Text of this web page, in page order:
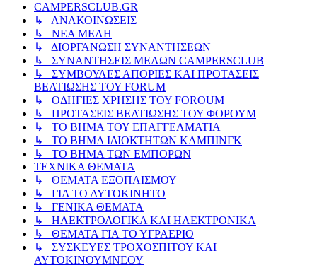
CAMPERSCLUB.GR
↳ ΑΝΑΚΟΙΝΩΣΕΙΣ
↳ ΝΕΑ ΜΕΛΗ
↳ ΔΙΟΡΓΑΝΩΣΗ ΣΥΝΑΝΤΗΣΕΩΝ
↳ ΣΥΝΑΝΤΗΣΕΙΣ ΜΕΛΩΝ CAMPERSCLUB
↳ ΣΥΜΒΟΥΛΕΣ ΑΠΟΡΙΕΣ ΚΑΙ ΠΡΟΤΑΣΕΙΣ
ΒΕΛΤΙΩΣΗΣ ΤΟΥ FORUM
↳ ΟΔΗΓΙΕΣ ΧΡΗΣΗΣ ΤΟΥ FOROUM
↳ ΠΡΟΤΑΣΕΙΣ ΒΕΛΤΙΩΣΗΣ ΤΟΥ ΦΟΡΟΥΜ
↳ ΤΟ ΒΗΜΑ ΤΟΥ ΕΠΑΓΓΕΛΜΑΤΙΑ
↳ ΤΟ ΒΗΜΑ ΙΔΙΟΚΤΗΤΩΝ ΚΑΜΠΙΝΓΚ
↳ ΤΟ ΒΗΜΑ ΤΩΝ ΕΜΠΟΡΩΝ
ΤΕΧΝΙΚΑ ΘΕΜΑΤΑ
↳ ΘΕΜΑΤΑ ΕΞΟΠΛΙΣΜΟΥ
↳ ΓΙΑ ΤΟ ΑΥΤΟΚΙΝΗΤΟ
↳ ΓΕΝΙΚΑ ΘΕΜΑΤΑ
↳ ΗΛΕΚΤΡΟΛΟΓΙΚΑ ΚΑΙ ΗΛΕΚΤΡΟΝΙΚΑ
↳ ΘΕΜΑΤΑ ΓΙΑ ΤΟ ΥΓΡΑΕΡΙΟ
↳ ΣΥΣΚΕΥΕΣ ΤΡΟΧΟΣΠΙΤΟΥ ΚΑΙ
ΑΥΤΟΚΙΝΟΥΜΝΕΟΥ